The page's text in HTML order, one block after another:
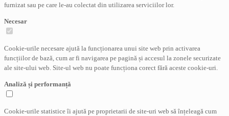
furnizat sau pe care le-au colectat din utilizarea serviciilor lor.
Necesar
Cookie-urile necesare ajută la funcționarea unui site web prin activarea
funcțiilor de bază, cum ar fi navigarea pe pagină și accesul la zonele securizate
ale site-ului web. Site-ul web nu poate funcționa corect fără aceste cookie-uri.
Analiză și performanță
Cookie-urile statistice îi ajută pe proprietarii de site-uri web să înțeleagă cum